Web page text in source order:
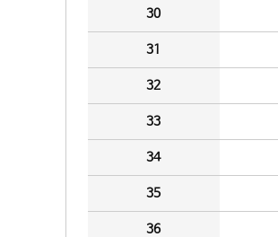
30
31
32
33
34
35
36